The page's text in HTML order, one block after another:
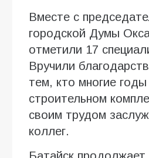
Вместе с
городской Думы
отметили 17
Вручили
тем, кто многие
строительном
своим трудом
коллег.